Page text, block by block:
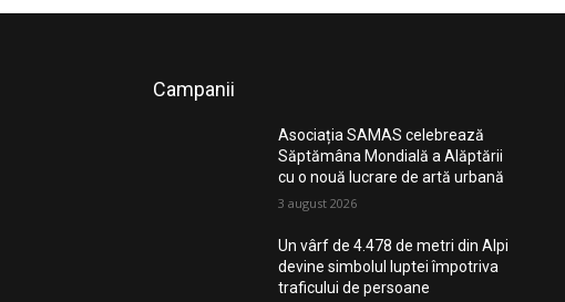
Campanii
Asociația SAMAS celebrează
Săptămâna Mondială a Alăptării
cu o nouă lucrare de artă urbană
3 august 2026
Un vârf de 4.478 de metri din Alpi
devine simbolul luptei împotriva
traficului de persoane